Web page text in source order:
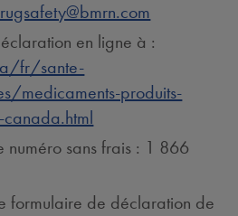
en ligne à :
fr/sante-
medicaments-produits-
numéro sans frais : 1 866
formulaire de déclaration de